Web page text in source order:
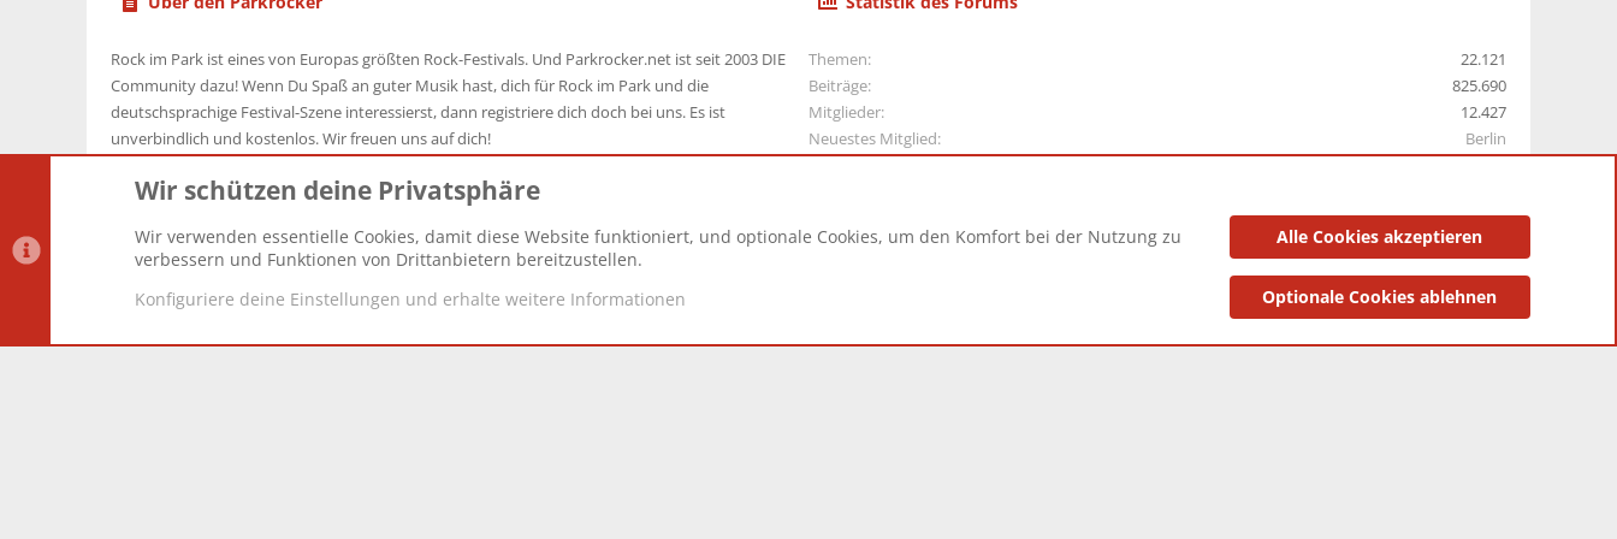
Rock im Park ist eines von Europas größten Rock-Festivals. Und Parkrocker.net ist seit 2003 DIE
Community dazu! Wenn Du Spaß an guter Musik hast, dich für Rock im Park und die
deutschsprachige Festival-Szene interessierst, dann registriere dich doch bei uns. Es ist
unverbindlich und kostenlos. Wir freuen uns auf dich!
Themen
22.121
Beiträge
825.690
Mitglieder
12.427
Neuestes Mitglied
Berlin
Datenschutz-Einstellungen PR Light Deutsch [Du] Datenschutzerklärung Impressum
Wir schützen deine Privatsphäre
Wir verwenden essentielle Cookies, damit diese Website funktioniert, und optionale Cookies, um den Komfort bei der Nutzung zu
verbessern und Funktionen von Drittanbietern bereitzustellen.
Konfiguriere deine Einstellungen und erhalte weitere Informationen
Alle Cookies akzeptieren
Optionale Cookies ablehnen